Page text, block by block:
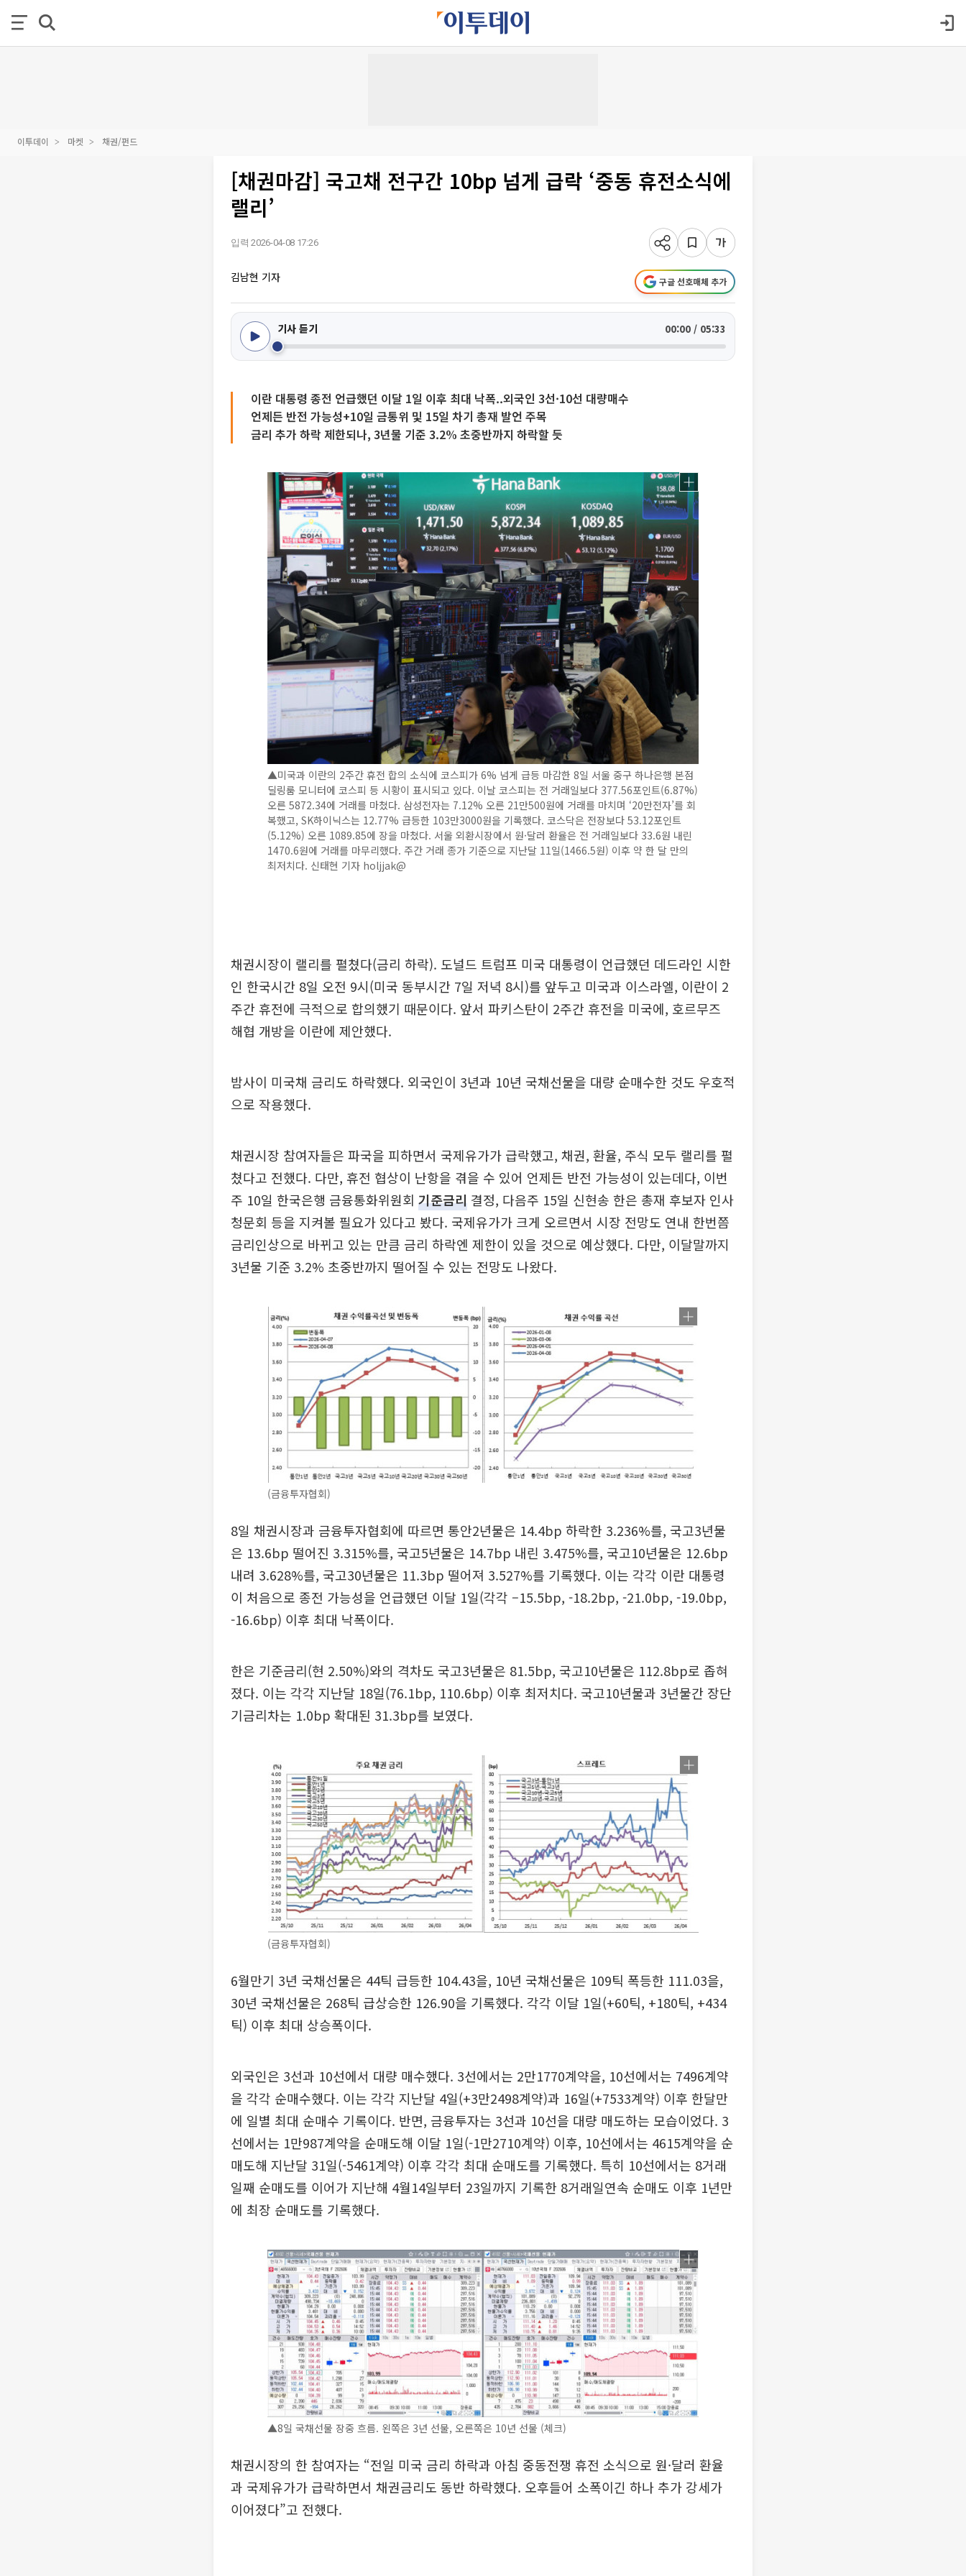
이투데이 마켓 채권/펀드
[채권마감] 국고채 전구간 10bp 넘게 급락 ‘중동 휴전소식에
랠리’
입력 2026-04-08 17:26
김남현 기자 구글 선호매체 추가
기사 듣기 00:00 / 05:33
이란 대통령 종전 언급했던 이달 1일 이후 최대 낙폭..외국인 3선·10선 대량매수
언제든 반전 가능성+10일 금통위 및 15일 차기 총재 발언 주목
금리 추가 하락 제한되나, 3년물 기준 3.2% 초중반까지 하락할 듯
▲미국과 이란의 2주간 휴전 합의 소식에 코스피가 6% 넘게 급등 마감한 8일 서울 중구 하나은행 본점
딜링룸 모니터에 코스피 등 시황이 표시되고 있다. 이날 코스피는 전 거래일보다 377.56포인트(6.87%)
오른 5872.34에 거래를 마쳤다. 삼성전자는 7.12% 오른 21만500원에 거래를 마치며 ‘20만전자’를 회
복했고, SK하이닉스는 12.77% 급등한 103만3000원을 기록했다. 코스닥은 전장보다 53.12포인트
(5.12%) 오른 1089.85에 장을 마쳤다. 서울 외환시장에서 원·달러 환율은 전 거래일보다 33.6원 내린
1470.6원에 거래를 마무리했다. 주간 거래 종가 기준으로 지난달 11일(1466.5원) 이후 약 한 달 만의
최저치다. 신태현 기자 holjjak@
채권시장이 랠리를 펼쳤다(금리 하락). 도널드 트럼프 미국 대통령이 언급했던 데드라인 시한
인 한국시간 8일 오전 9시(미국 동부시간 7일 저녁 8시)를 앞두고 미국과 이스라엘, 이란이 2
주간 휴전에 극적으로 합의했기 때문이다. 앞서 파키스탄이 2주간 휴전을 미국에, 호르무즈
해협 개방을 이란에 제안했다.
밤사이 미국채 금리도 하락했다. 외국인이 3년과 10년 국채선물을 대량 순매수한 것도 우호적
으로 작용했다.
채권시장 참여자들은 파국을 피하면서 국제유가가 급락했고, 채권, 환율, 주식 모두 랠리를 펼
쳤다고 전했다. 다만, 휴전 협상이 난항을 겪을 수 있어 언제든 반전 가능성이 있는데다, 이번
주 10일 한국은행 금융통화위원회 기준금리 결정, 다음주 15일 신현송 한은 총재 후보자 인사
청문회 등을 지켜볼 필요가 있다고 봤다. 국제유가가 크게 오르면서 시장 전망도 연내 한번쯤
금리인상으로 바뀌고 있는 만큼 금리 하락엔 제한이 있을 것으로 예상했다. 다만, 이달말까지
3년물 기준 3.2% 초중반까지 떨어질 수 있는 전망도 나왔다.
(금융투자협회)
8일 채권시장과 금융투자협회에 따르면 통안2년물은 14.4bp 하락한 3.236%를, 국고3년물
은 13.6bp 떨어진 3.315%를, 국고5년물은 14.7bp 내린 3.475%를, 국고10년물은 12.6bp
내려 3.628%를, 국고30년물은 11.3bp 떨어져 3.527%를 기록했다. 이는 각각 이란 대통령
이 처음으로 종전 가능성을 언급했던 이달 1일(각각 –15.5bp, -18.2bp, -21.0bp, -19.0bp,
-16.6bp) 이후 최대 낙폭이다.
한은 기준금리(현 2.50%)와의 격차도 국고3년물은 81.5bp, 국고10년물은 112.8bp로 좁혀
졌다. 이는 각각 지난달 18일(76.1bp, 110.6bp) 이후 최저치다. 국고10년물과 3년물간 장단
기금리차는 1.0bp 확대된 31.3bp를 보였다.
(금융투자협회)
6월만기 3년 국채선물은 44틱 급등한 104.43을, 10년 국채선물은 109틱 폭등한 111.03을,
30년 국채선물은 268틱 급상승한 126.90을 기록했다. 각각 이달 1일(+60틱, +180틱, +434
틱) 이후 최대 상승폭이다.
외국인은 3선과 10선에서 대량 매수했다. 3선에서는 2만1770계약을, 10선에서는 7496계약
을 각각 순매수했다. 이는 각각 지난달 4일(+3만2498계약)과 16일(+7533계약) 이후 한달만
에 일별 최대 순매수 기록이다. 반면, 금융투자는 3선과 10선을 대량 매도하는 모습이었다. 3
선에서는 1만987계약을 순매도해 이달 1일(-1만2710계약) 이후, 10선에서는 4615계약을 순
매도해 지난달 31일(-5461계약) 이후 각각 최대 순매도를 기록했다. 특히 10선에서는 8거래
일째 순매도를 이어가 지난해 4월14일부터 23일까지 기록한 8거래일연속 순매도 이후 1년만
에 최장 순매도를 기록했다.
▲8일 국채선물 장중 흐름. 왼쪽은 3년 선물, 오른쪽은 10년 선물 (체크)
채권시장의 한 참여자는 “전일 미국 금리 하락과 아침 중동전쟁 휴전 소식으로 원·달러 환율
과 국제유가가 급락하면서 채권금리도 동반 하락했다. 오후들어 소폭이긴 하나 추가 강세가
이어졌다”고 전했다.